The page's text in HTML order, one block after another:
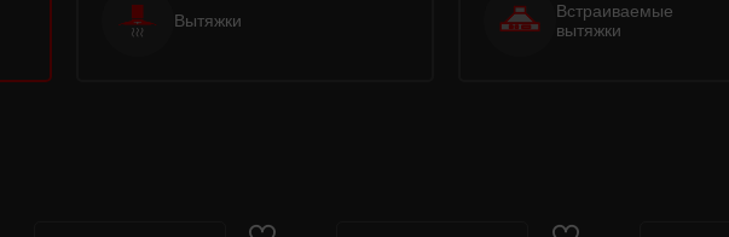
Вытяжки
Встраиваемые
вытяжки